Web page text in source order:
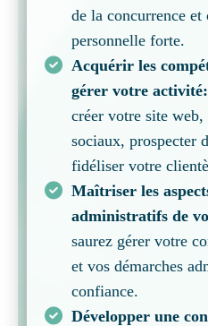
de la concurrence et
personnelle forte.
Acquérir les
gérer votre activité:
créer votre site web,
sociaux, prospecter
fidéliser votre
Maîtriser les
administratifs de
saurez gérer votre
et vos démarches
confiance.
Développer une